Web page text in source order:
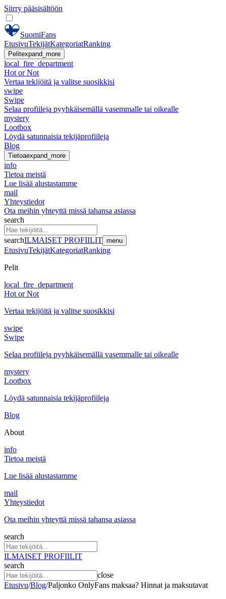
Siirry pääsisältöön
SuomiFans
EtusivuTekijätKategoriatRanking
Pelitexpand_more
local_fire_department
Hot or Not
Vertaa tekijöitä ja valitse suosikkisi
swipe
Swipe
Selaa profiileja pyyhkäisemällä vasemmalle tai oikealle
mystery
Lootbox
Löydä satunnaisia tekijäprofiileja
Blog
Tietoaexpand_more
info
Tietoa meistä
Lue lisää alustastamme
mail
Yhteystiedot
Ota meihin yhteyttä missä tahansa asiassa
search
searchILMAISET PROFIILIT menu
EtusivuTekijätKategoriatRanking
Pelit
local_fire_department
Hot or Not
Vertaa tekijöitä ja valitse suosikkisi
swipe
Swipe
Selaa profiileja pyyhkäisemällä vasemmalle tai oikealle
mystery
Lootbox
Löydä satunnaisia tekijäprofiileja
Blog
About
info
Tietoa meistä
Lue lisää alustastamme
mail
Yhteystiedot
Ota meihin yhteyttä missä tahansa asiassa
search
ILMAISET PROFIILIT
search
close
Etusivu/Blog/Paljonko OnlyFans maksaa? Hinnat ja maksutavat